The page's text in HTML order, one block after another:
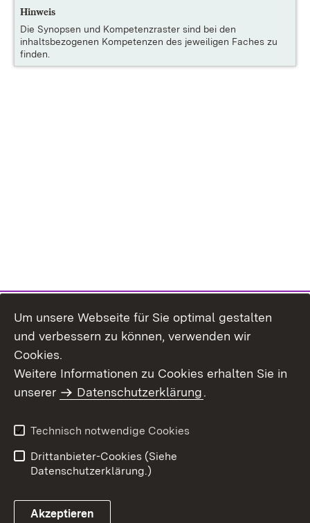
Hinweis
Die Synopsen und Kompetenzraster sind bei den
inhaltsbezogenen Kompetenzen des jeweiligen Faches zu
finden.
Um unsere Webseite für Sie optimal gestalten
und verbessern zu können, verwenden wir
Cookies.
Weitere Informationen zu Cookies erhalten Sie in
unserer
Datenschutzerklärung.
Technisch notwendige Cookies
Drittanbieter-Cookies (Siehe
Datenschutzerklärung.)
Akzeptieren